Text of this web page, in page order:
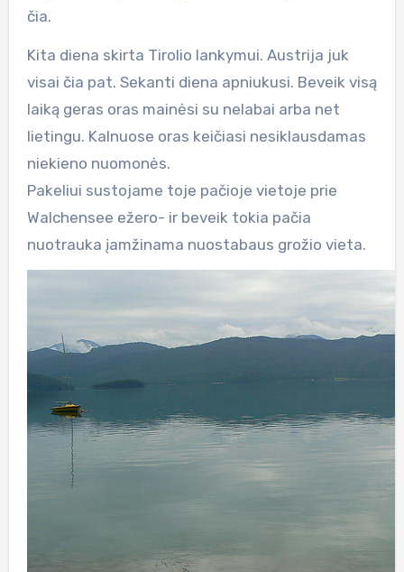
čia.
Kita diena skirta Tirolio lankymui. Austrija juk
visai čia pat. Sekanti diena apniukusi. Beveik visą
laiką geras oras mainėsi su nelabai arba net
lietingu. Kalnuose oras keičiasi nesiklausdamas
niekieno nuomonės.
Pakeliui sustojame toje pačioje vietoje prie
Walchensee ežero- ir beveik tokia pačia
nuotrauka įamžinama nuostabaus grožio vieta.